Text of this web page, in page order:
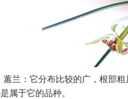
：它分布比较的广，根部粗
属于它的品种。